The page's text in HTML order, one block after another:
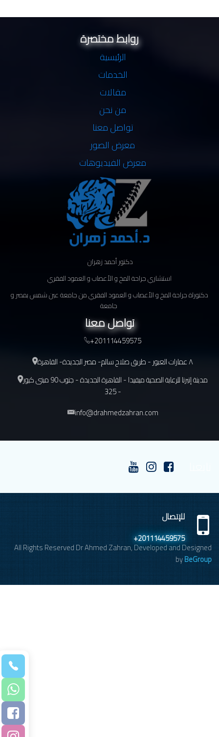
روابط مختصرة
الرئيسية
الخدمات
مقالات
من نحن
تواصل معنا
معرض الصور
معرض الفيديوهات
دكتور أحمد زهران
استشاري جراحة المخ و الأعصاب و العمود الفقري
دكتوراة جراحة المخ و الأعصاب و العمود الفقري من جامعة عين شمس بمصر و
تواصل معنا
+201114459575
مدينة إتيرنا للرعاية الصحية ميفيدا - القاهرة الجديدة - جنوب 90 مبنى كيور
info@drahmedzahran.com
All Rights Reserved Dr Ahmed Zahran, Developed and Designed
byBeGroup
للإتصال
+201114459575